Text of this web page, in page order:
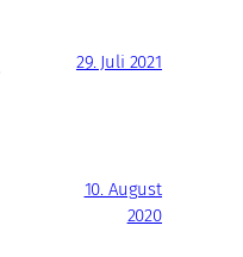
29. Juli 2021
10. August
2020